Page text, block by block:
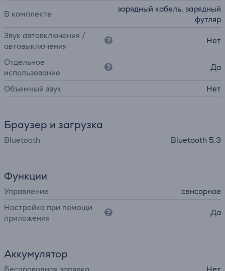
В комплекте
зарядный кабель, зарядный
футляр
Звук автовключения /
автовыключения
Нет
Отдельное
использование
Да
Объемный звук Нет
Браузер и загрузка
Bluetooth Bluetooth 5.3
Функции
Управление
сенсорное
Настройка при помощи
приложения
Да
Аккумулятор
Беспроводная зарядка
Нет